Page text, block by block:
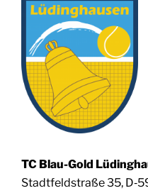
TC Blau-Gold
Stadt­feld­stra­ße 35,